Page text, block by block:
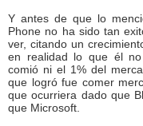
Y antes de que lo
Phone no ha sido tan
ver, citando un
en realidad lo que él
comió ni el 1% del
que logró fue comer
que ocurriera dado que
que Microsoft.